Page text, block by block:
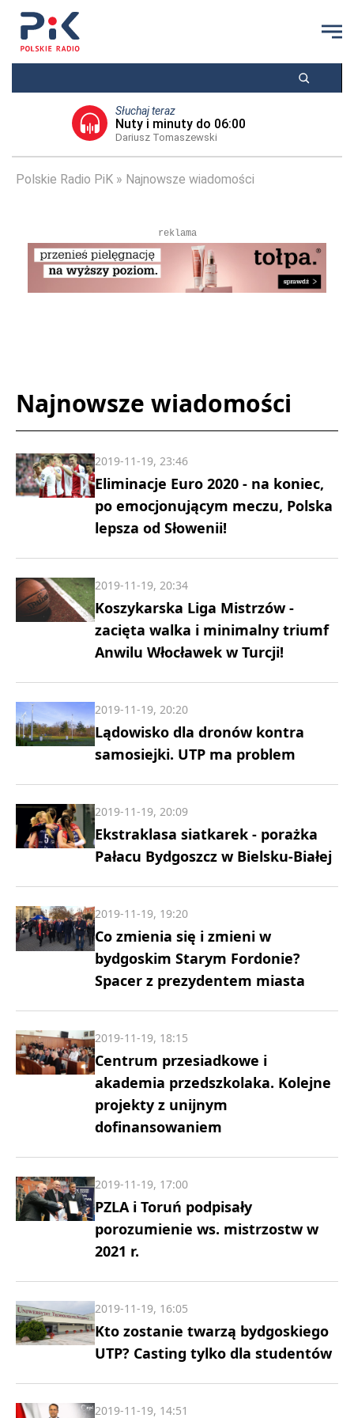
Słuchaj teraz
Nuty i minuty do 06:00
Dariusz Tomaszewski
Polskie Radio PiK Najnowsze wiadomości
reklama
Najnowsze wiadomości
Eliminacje Euro 2020 - na koniec,
po emocjonującym meczu, Polska
lepsza od Słowenii!
2019-11-19, 23:46
Koszykarska Liga Mistrzów -
zacięta walka i minimalny triumf
Anwilu Włocławek w Turcji!
2019-11-19, 20:34
Lądowisko dla dronów kontra
samosiejki. UTP ma problem
2019-11-19, 20:20
Ekstraklasa siatkarek - porażka
Pałacu Bydgoszcz w Bielsku-Białej
2019-11-19, 20:09
Co zmienia się i zmieni w
bydgoskim Starym Fordonie?
Spacer z prezydentem miasta
2019-11-19, 19:20
Centrum przesiadkowe i
akademia przedszkolaka. Kolejne
projekty z unijnym
dofinansowaniem
2019-11-19, 18:15
PZLA i Toruń podpisały
porozumienie ws. mistrzostw w
2021 r.
2019-11-19, 17:00
Kto zostanie twarzą bydgoskiego
UTP? Casting tylko dla studentów
2019-11-19, 16:05
2019-11-19, 14:51